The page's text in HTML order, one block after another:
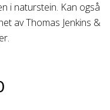
i naturstein. Kan også
av Thomas Jenkins &